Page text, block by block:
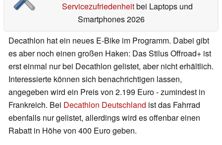
Servicezufriedenheitbei Laptops und
Smartphones 2026
Decathlon hat ein neues E-Bike im Programm. Dabei gibt
es aber noch einen großen Haken: Das Stilus Offroad+ ist
erst einmal nur bei Decathlon gelistet, aber nicht erhältlich.
Interessierte können sich benachrichtigen lassen,
angegeben wird ein Preis von 2.199 Euro - zumindest in
Frankreich. Bei Decathlon Deutschland ist das Fahrrad
ebenfalls nur gelistet, allerdings wird es offenbar einen
Rabatt in Höhe von 400 Euro geben.